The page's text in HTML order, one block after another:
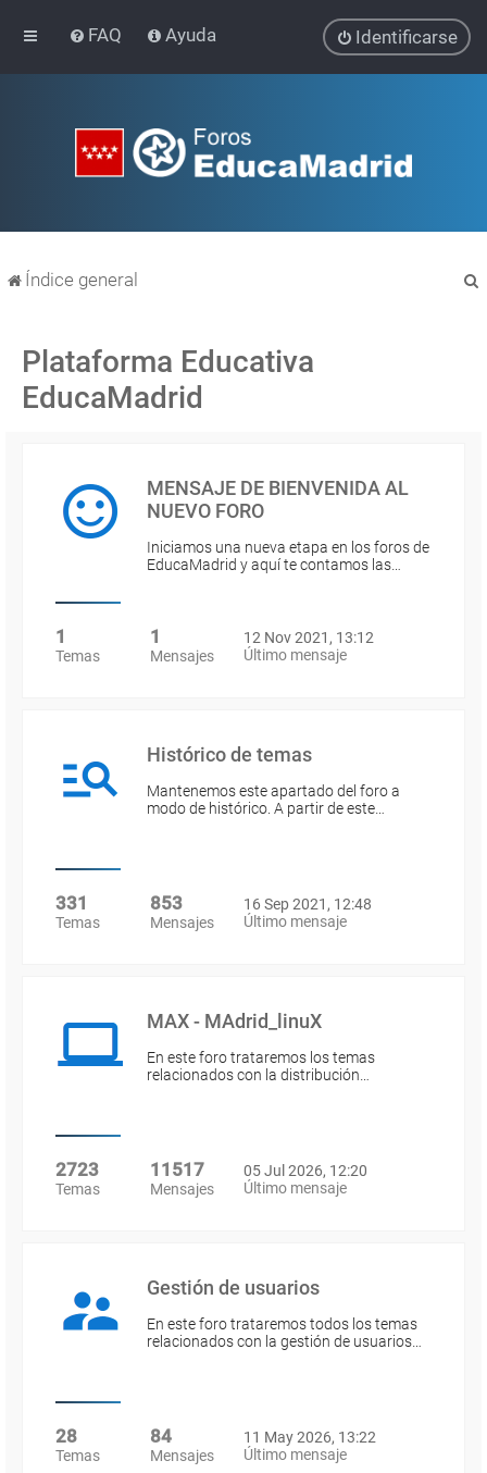
FAQ Ayuda Identificarse
Índice general
Plataforma Educativa
EducaMadrid
MENSAJE DE BIENVENIDA AL
NUEVO FORO
Iniciamos una nueva etapa en los foros de
EducaMadrid y aquí te contamos las…
1
Temas
1
Mensajes
12 Nov 2021, 13:12
Último mensaje
Histórico de temas
Mantenemos este apartado del foro a
modo de histórico. A partir de este…
331
Temas
853
Mensajes
16 Sep 2021, 12:48
Último mensaje
MAX - MAdrid_linuX
En este foro trataremos los temas
relacionados con la distribución…
2723
Temas
11517
Mensajes
05 Jul 2026, 12:20
Último mensaje
Gestión de usuarios
En este foro trataremos todos los temas
relacionados con la gestión de usuarios…
28
Temas
84
Mensajes
11 May 2026, 13:22
Último mensaje